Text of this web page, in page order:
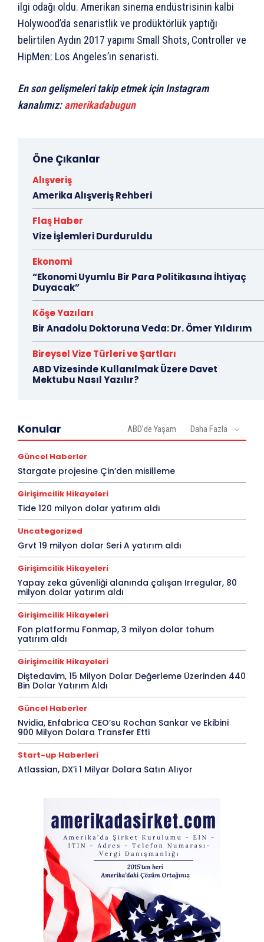
ilgi odağı oldu. Amerikan sinema endüstrisinin kalbi
Holywood’da senaristlik ve prodüktörlük yaptığı
belirtilen Aydın 2017 yapımı Small Shots, Controller ve
HipMen: Los Angeles’ın senaristi.
En son gelişmeleri takip etmek için Instagram
kanalımız:amerikadabugun
Öne Çıkanlar
Alışveriş
Amerika Alışveriş Rehberi
Flaş Haber
Vize İşlemleri Durduruldu
Ekonomi
“Ekonomi Uyumlu Bir Para Politikasına İhtiyaç
Duyacak”
Köşe Yazıları
Bir Anadolu Doktoruna Veda: Dr. Ömer Yıldırım
Bireysel Vize Türleri ve Şartları
ABD Vizesinde Kullanılmak Üzere Davet
Mektubu Nasıl Yazılır?
Konular ABD'de Yaşam Daha Fazla
Güncel Haberler
Stargate projesine Çin’den misilleme
Girişimcilik Hikayeleri
Tide 120 milyon dolar yatırım aldı
Uncategorized
Grvt 19 milyon dolar Seri A yatırım aldı
Girişimcilik Hikayeleri
Yapay zeka güvenliği alanında çalışan Irregular, 80
milyon dolar yatırım aldı
Girişimcilik Hikayeleri
Fon platformu Fonmap, 3 milyon dolar tohum
yatırım aldı
Girişimcilik Hikayeleri
Diştedavim, 15 Milyon Dolar Değerleme Üzerinden 440
Bin Dolar Yatırım Aldı
Güncel Haberler
Nvidia, Enfabrica CEO’su Rochan Sankar ve Ekibini
900 Milyon Dolara Transfer Etti
Start-up Haberleri
Atlassian, DX’i 1 Milyar Dolara Satın Alıyor